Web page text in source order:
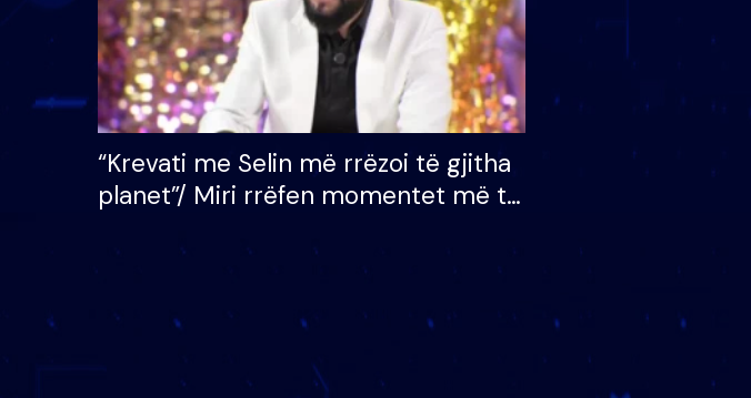
“Krevati me Selin më rrëzoi të gjitha
planet”/ Miri rrëfen momentet më të
mungojë zilja e mëngjesit kur…